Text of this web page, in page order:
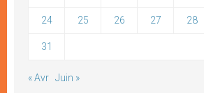
24 25 26 27 28
31
« Avr Juin »